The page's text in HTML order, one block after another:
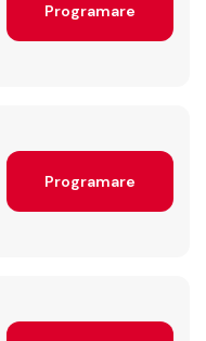
Programare
Programare